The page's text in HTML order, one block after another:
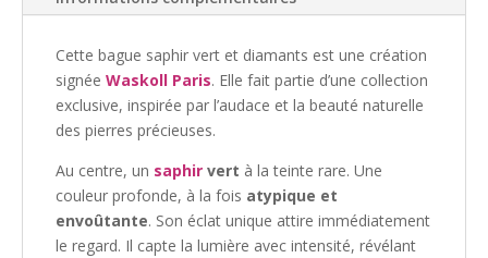
i
e
:
Cette bague saphir vert et diamants est une création
signée Waskoll Paris. Elle fait partie d’une collection
exclusive, inspirée par l’audace et la beauté naturelle
des pierres précieuses.
Au centre, un saphir vert à la teinte rare. Une
couleur profonde, à la fois atypique et
envoûtante. Son éclat unique attire immédiatement
le regard. Il capte la lumière avec intensité, révélant